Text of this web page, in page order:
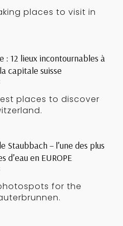
places to visit in
: 12 lieux incontournables à
capitale suisse
places to discover
Staubbach – l’une des plus
d’eau en EUROPE
for the